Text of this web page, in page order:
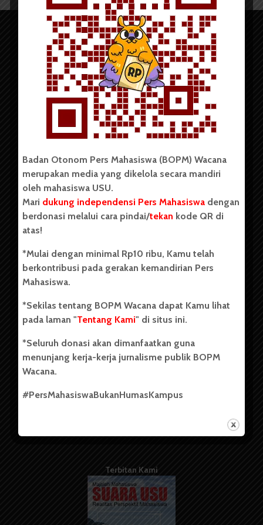
Copyright © 2023. All rights reserved BOPM WACANA.
Badan Otonom Pers Mahasiswa (BOPM) Wacana merupakan
pers mahasiswa yang berdiri di luar kampus dan dikelola
secara mandiri oleh mahasiswa Universitas Sumatera Utara
(USU). Sebelumnya BOPM Wacana merupakan salah satu
Unit Kegiatan Mahasiswa (UKM) di Universitas Sumatera
berdiri pada 1 Juli 1995.
Kontribusi
Info Iklan
Pedoman Media Siber
Kode Etik Jurnalistik
Terbitan Kami
Badan Otonom Pers Mahasiswa (BOPM) Wacana
merupakan media yang dikelola secara mandiri
oleh mahasiswa USU.
Mari dukung independensi Pers Mahasiswa dengan
berdonasi melalui cara pindai/tekan kode QR di
atas!
*Mulai dengan minimal Rp10 ribu, Kamu telah
berkontribusi pada gerakan kemandirian Pers
Mahasiswa.
*Sekilas tentang BOPM Wacana dapat Kamu lihat
pada laman "Tentang Kami" di situs ini.
*Seluruh donasi akan dimanfaatkan guna
menunjang kerja-kerja jurnalisme publik BOPM
Wacana.
#PersMahasiswaBukanHumasKampus